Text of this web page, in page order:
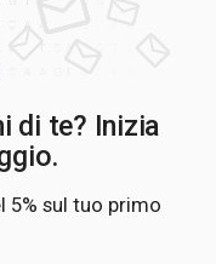
di te? Inizia
5% sul tuo primo